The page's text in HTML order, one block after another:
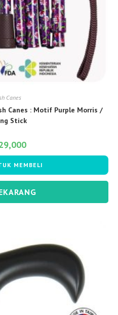
Canes
Canes : Motif Purple Morris /
Stick
MEMBELI